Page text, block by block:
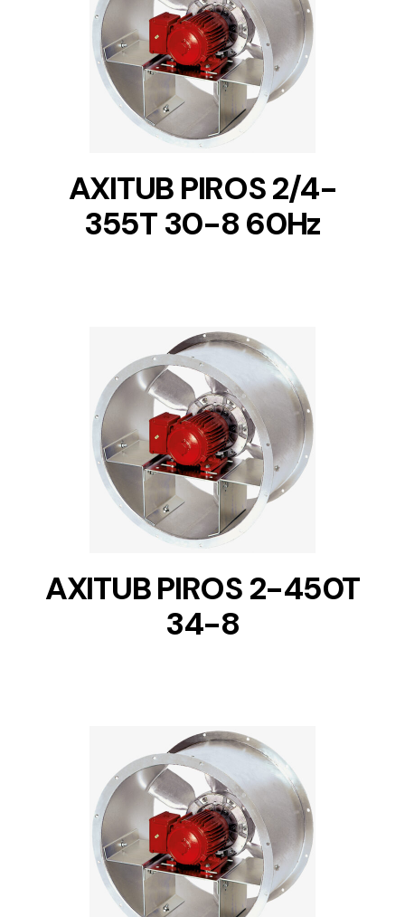
DETAILS
AXITUB PIROS 2/4-
355T 30-8 60Hz
DETAILS
AXITUB PIROS 2-450T
34-8
DETAILS